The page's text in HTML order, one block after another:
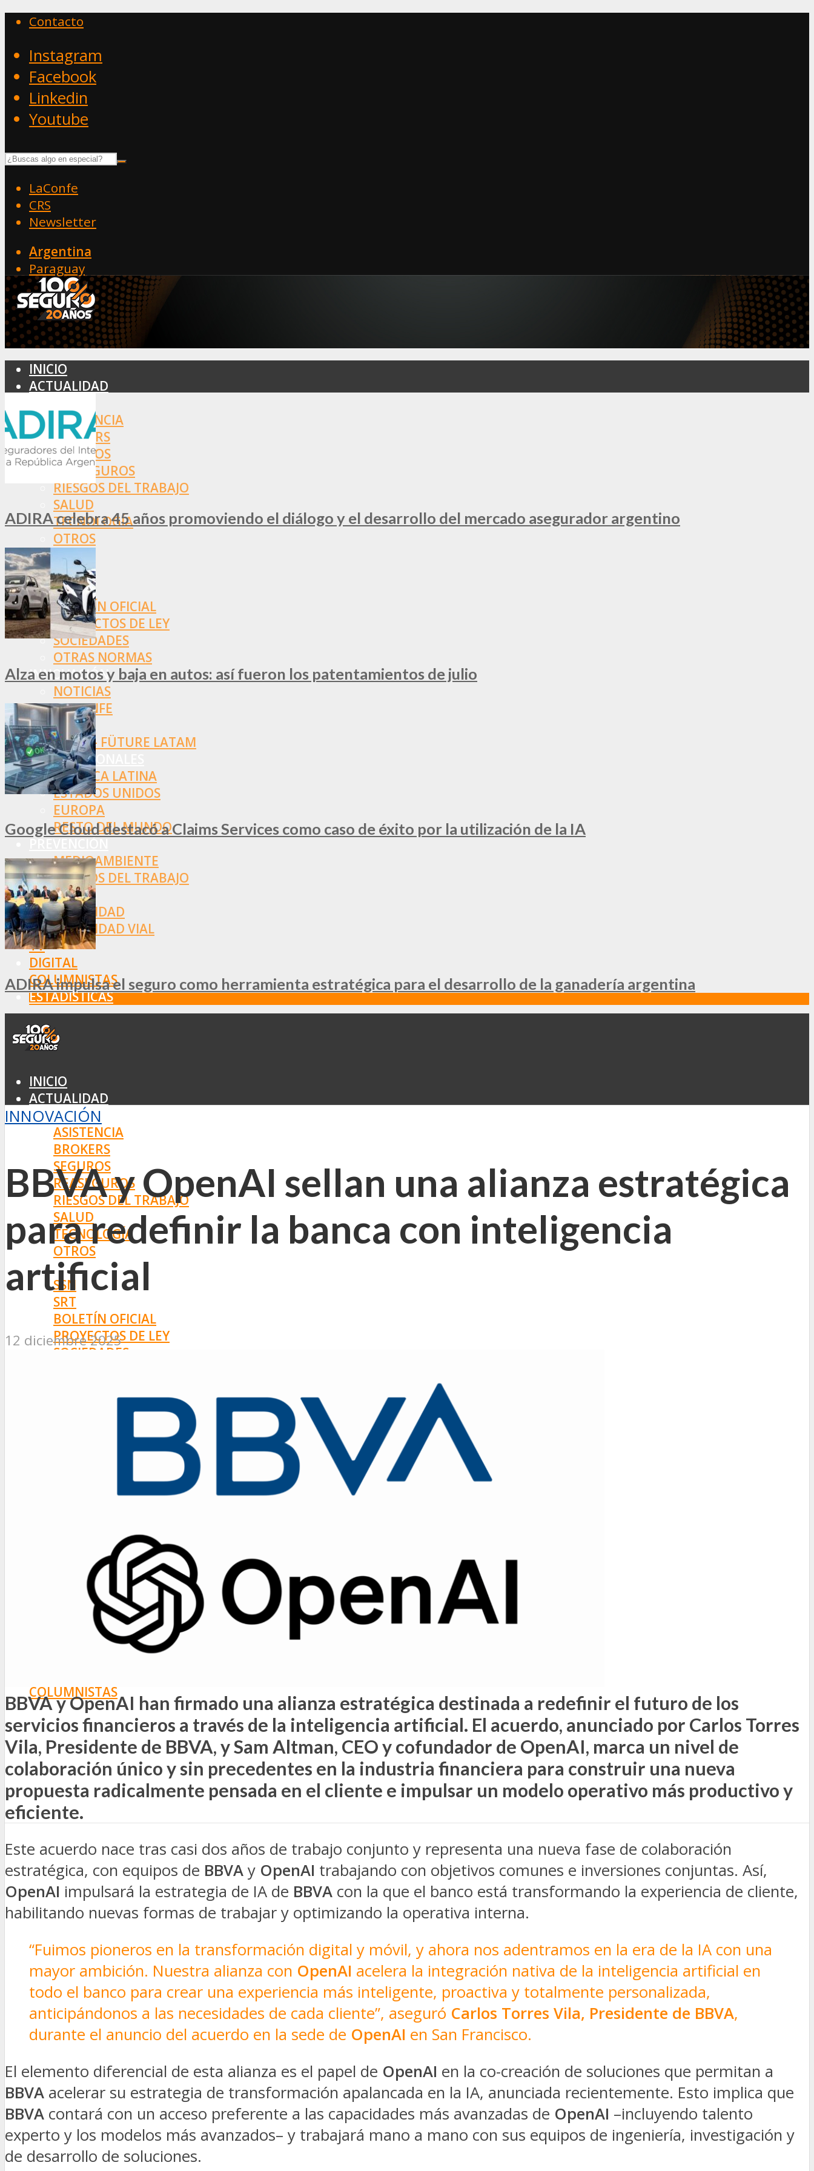
Contacto
Instagram
Facebook
Linkedin
Youtube
LaConfe
CRS
Newsletter
Argentina
Paraguay
INICIO
ACTUALIDAD
ASISTENCIA
BROKERS
SEGUROS
REASEGUROS
RIESGOS DEL TRABAJO
SALUD
TECNOLOGÍA
OTROS
NORMAS
SSN
SRT
BOLETÍN OFICIAL
PROYECTOS DE LEY
SOCIEDADES
OTRAS NORMAS
INNOVACIÓN
NOTICIAS
LA CONFE
ITC
INESE – FÜTURE LATAM
INTERNACIONALES
AMÉRICA LATINA
ESTADOS UNIDOS
EUROPA
RESTO DEL MUNDO
MEDIOAMBIENTE
RIESGOS DEL TRABAJO
SALUD
SEGURIDAD
SEGURIDAD VIAL
TV
DIGITAL
COLUMNISTAS
ESTADÍSTICAS
ADIRA celebra 45 años promoviendo el diálogo y el desarrollo del mercado asegurador argentino
Alza en motos y baja en autos: así fueron los patentamientos de julio
Google Cloud destacó a Claims Services como caso de éxito por la utilización de la IA
ADIRA impulsa el seguro como herramienta estratégica para el desarrollo de la ganadería argentina
INICIO
ACTUALIDAD
MERCADO
ASISTENCIA
BROKERS
SEGUROS
REASEGUROS
RIESGOS DEL TRABAJO
SALUD
TECNOLOGÍA
OTROS
NORMAS
SSN
SRT
BOLETÍN OFICIAL
PROYECTOS DE LEY
SOCIEDADES
INESE – FÜTURE LATAM
RESTO DEL MUNDO
PREVENCIÓN
MEDIOAMBIENTE
RIESGOS DEL TRABAJO
SALUD
SEGURIDAD
SEGURIDAD VIAL
COLUMNISTAS
ESTADÍSTICAS
INNOVACIÓN
BBVA y OpenAI sellan una alianza estratégica
para redefinir la banca con inteligencia
artificial
12 diciembre 2025
BBVA y OpenAI han firmado una alianza estratégica destinada a redefinir el futuro de los
servicios financieros a través de la inteligencia artificial. El acuerdo, anunciado por Carlos Torres
Vila, Presidente de BBVA, y Sam Altman, CEO y cofundador de OpenAI, marca un nivel de
colaboración único y sin precedentes en la industria financiera para construir una nueva
propuesta radicalmente pensada en el cliente e impulsar un modelo operativo más productivo y
eficiente.
Este acuerdo nace tras casi dos años de trabajo conjunto y representa una nueva fase de colaboración
estratégica, con equipos de BBVA y OpenAI trabajando con objetivos comunes e inversiones conjuntas. Así,
OpenAI impulsará la estrategia de IA de BBVA con la que el banco está transformando la experiencia de cliente,
habilitando nuevas formas de trabajar y optimizando la operativa interna.
“Fuimos pioneros en la transformación digital y móvil, y ahora nos adentramos en la era de la IA con una
mayor ambición. Nuestra alianza con OpenAI acelera la integración nativa de la inteligencia artificial en
todo el banco para crear una experiencia más inteligente, proactiva y totalmente personalizada,
anticipándonos a las necesidades de cada cliente”, aseguró Carlos Torres Vila, Presidente de BBVA,
durante el anuncio del acuerdo en la sede de OpenAI en San Francisco.
El elemento diferencial de esta alianza es el papel de OpenAI en la co-creación de soluciones que permitan a
BBVA acelerar su estrategia de transformación apalancada en la IA, anunciada recientemente. Esto implica que
BBVA contará con un acceso preferente a las capacidades más avanzadas de OpenAI –incluyendo talento
experto y los modelos más avanzados– y trabajará mano a mano con sus equipos de ingeniería, investigación y
de desarrollo de soluciones.